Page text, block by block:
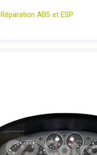
Réparation ABS et ESP